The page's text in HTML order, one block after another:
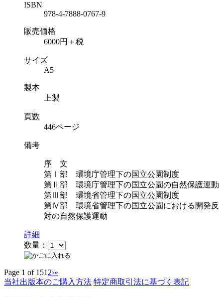
ISBN
978-4-7888-0767-9
販売価格
6000円＋税
サイズ
A5
製本
上製
頁数
446ページ
備考
序 文
第Ⅰ部 環境庁管理下の国立公園制度
第Ⅱ部 環境庁管理下の国立公園の自然保護運動
第Ⅲ部 環境省管理下の国立公園制度
第Ⅳ部 環境省管理下の国立公園における開発反
対の自然保護運動
詳細
数量：
Page 1 of 151 2›»
当社出版本のご購入方法 特定商取引法に基づく表記